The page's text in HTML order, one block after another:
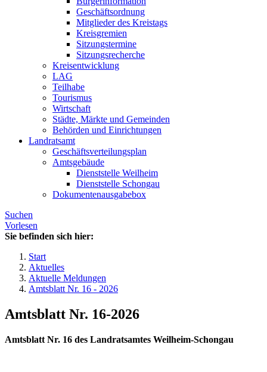
Geschäftsordnung
Mitglieder des Kreistags
Kreisgremien
Sitzungstermine
Sitzungsrecherche
Kreisentwicklung
LAG
Teilhabe
Tourismus
Wirtschaft
Städte, Märkte und Gemeinden
Behörden und Einrichtungen
Landratsamt
Geschäftsverteilungsplan
Amtsgebäude
Dienststelle Weilheim
Dienststelle Schongau
Dokumentenausgabebox
Suchen
Vorlesen
Sie befinden sich hier:
Start
Aktuelles
Aktuelle Meldungen
Amtsblatt Nr. 16 - 2026
Amtsblatt Nr. 16-2026
Amtsblatt Nr. 16 des Landratsamtes Weilheim-Schongau